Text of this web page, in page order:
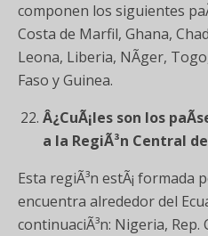
componen los siguientes
Costa de Marfil, Ghana,
Leona, Liberia, NÃ­ger,
Faso y Guinea.
Â¿CuÃ¡les son los
a la RegiÃ³n Central de
Esta regiÃ³n estÃ¡ formada
encuentra alrededor del
continuaciÃ³n: Nigeria,